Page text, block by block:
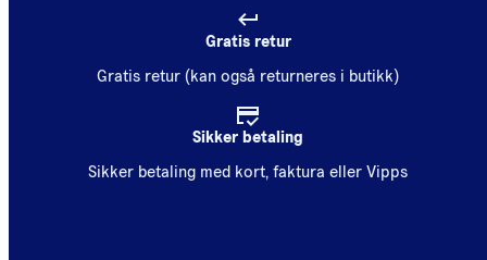
Gratis retur
Gratis retur (kan også returneres i butikk)
Sikker betaling
Sikker betaling med kort, faktura eller Vipps